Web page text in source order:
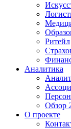
Ритейл
Аналитика
Обзор
О проекте